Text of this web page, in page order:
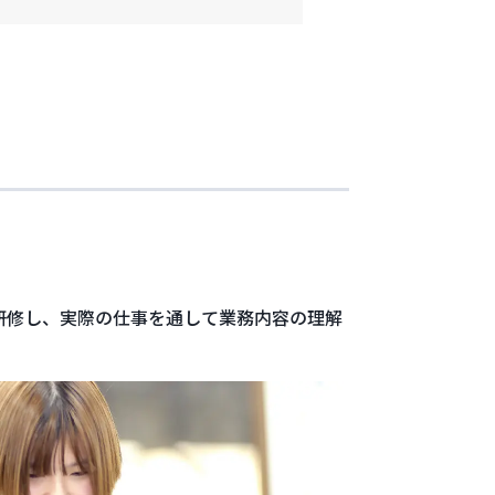
し、実際の仕事を通して業務内容の理解